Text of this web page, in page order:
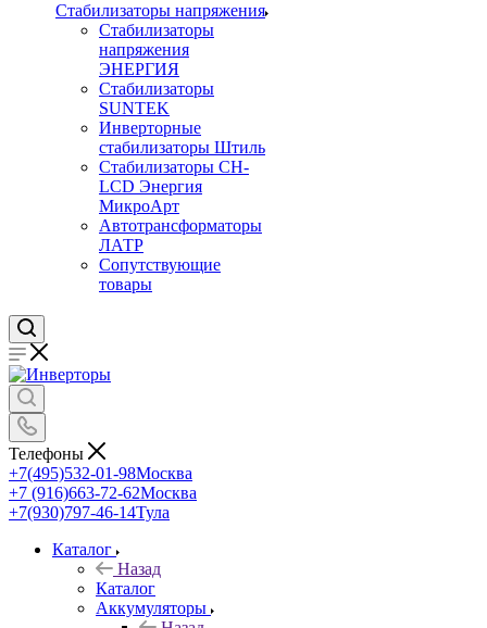
Стабилизаторы напряжения
Стабилизаторы
напряжения
ЭНЕРГИЯ
Стабилизаторы
SUNTEK
Инверторные
стабилизаторы Штиль
Стабилизаторы СН-
LCD Энepгия
МикроАрт
Автотрансформаторы
ЛАТР
Сопутствующие
товары
Телефоны
+7(495)532-01-98Москва
+7 (916)663-72-62Москва
+7(930)797-46-14Тула
Каталог
Назад
Каталог
Аккумуляторы